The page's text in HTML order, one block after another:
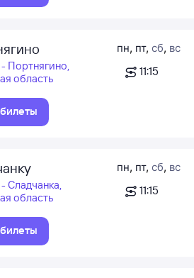
Портнягино,
область
пн, пт, сб, вс
11:15
Сладчанка,
область
пн, пт, сб, вс
11:15